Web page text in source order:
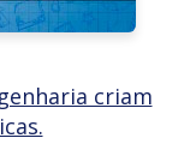
criam